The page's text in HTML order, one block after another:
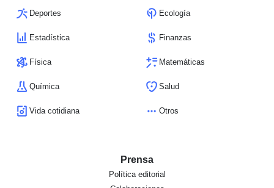
Deportes Ecología
Estadística Finanzas
Física Matemáticas
Química Salud
Vida cotidiana Otros
Prensa
Política editorial